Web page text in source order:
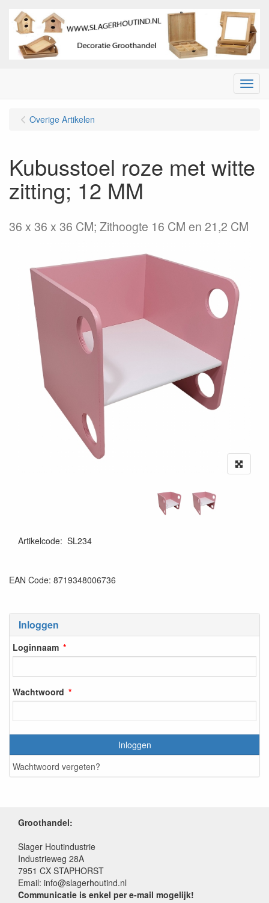
Menu
Inloggen
Loginnaam
Wachtwoord
Inloggen
Wachtwoord vergeten?
Overige Artikelen
Kubusstoel roze met witte
zitting; 12 MM
36 x 36 x 36 CM; Zithoogte 16 CM en 21,2 CM
Artikelcode: SL234
EAN Code: 8719348006736
Groothandel:
Slager Houtindustrie
Industrieweg 28A
7951 CX STAPHORST
Email: info@slagerhoutind.nl
Communicatie is enkel per e-mail mogelijk!